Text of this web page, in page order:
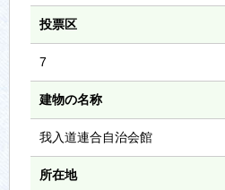
投票区
7
建物の名称
我入道連合自治会館
所在地